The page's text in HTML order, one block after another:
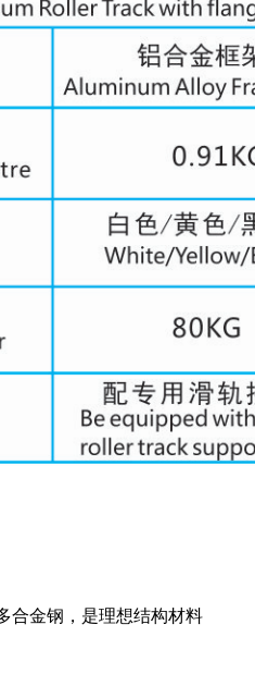
合金钢，是理想结构材料